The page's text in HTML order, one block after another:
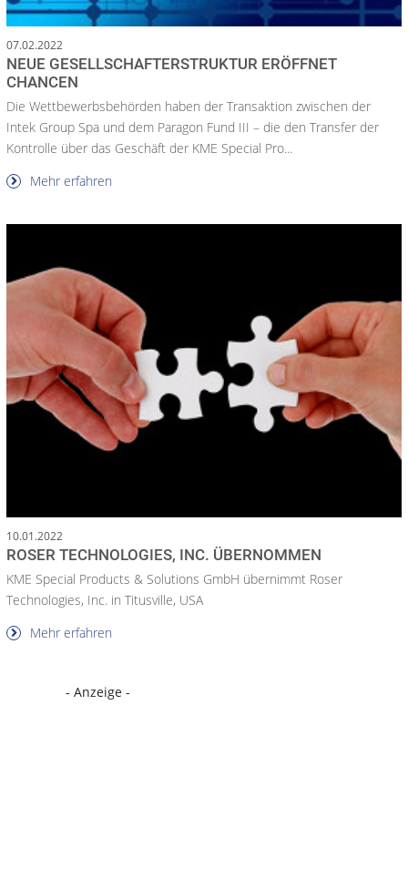
07.02.2022
NEUE GESELLSCHAFTERSTRUKTUR ERÖFFNET
CHANCEN
Die Wettbewerbsbehörden haben der Transaktion zwischen der
Intek Group Spa und dem Paragon Fund III – die den Transfer der
Kontrolle über das Geschäft der KME Special Pro...
Mehr erfahren
10.01.2022
ROSER TECHNOLOGIES, INC. ÜBERNOMMEN
KME Special Products & Solutions GmbH übernimmt Roser
Technologies, Inc. in Titusville, USA
Mehr erfahren
- Anzeige -